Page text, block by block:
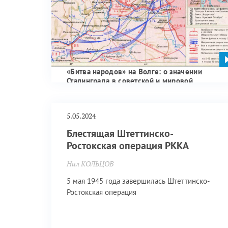
«Битва народов» на Волге: о значении
Сталинграда в советской и мировой
5.05.2024
Блестящая Штеттинско-
Ростокская операция РККА
Нил КОЛЬЦОВ
5 мая 1945 года завершилась Штеттинско-
Ростокская операция